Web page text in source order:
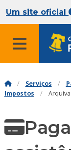
Um site oficial
Serviços
Impostos